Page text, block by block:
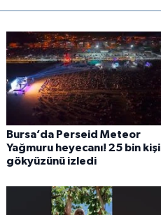
Bursa’da Perseid Meteor
Yağmuru heyecanı! 25 bin kişi
gökyüzünü izledi